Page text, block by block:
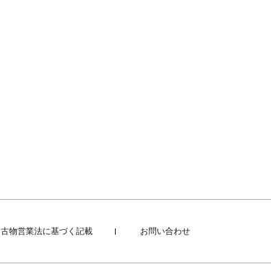
古物営業法に基づく記載 お問い合わせ